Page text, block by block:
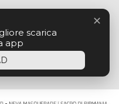
scarica
app
✕